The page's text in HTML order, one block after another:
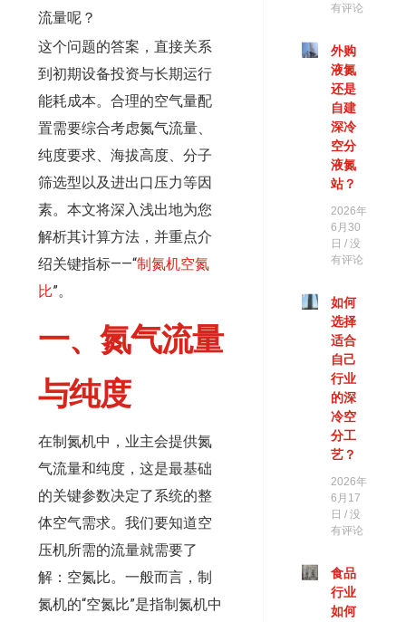
流量呢？
这个问题的答案，直接关系
到初期设备投资与长期运行
能耗成本。合理的空气量配
置需要综合考虑氮气流量、
纯度要求、海拔高度、分子
筛选型以及进出口压力等因
素。本文将深入浅出地为您
解析其计算方法，并重点介
绍关键指标——“制氮机空氮
比”。
一、 氮气流量
与纯度
在制氮机中，业主会提供氮
气流量和纯度，这是最基础
的关键参数决定了系统的整
体空气需求。我们要知道空
压机所需的流量就需要了
解：空氮比。一般而言，制
氮机的“空氮比”是指制氮机中
有评论
外购
液氮
还是
自建
深冷
空分
液氮
站？
2026年
6月30
日 没
有评论
如何
选择
适合
自己
行业
的深
冷空
分工
艺？
2026年
6月17
日 没
有评论
食品
行业
如何